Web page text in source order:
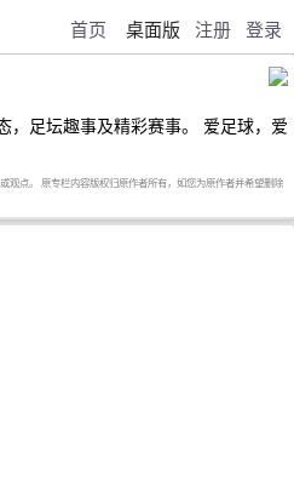
首页 桌面版 注册 登录
，足坛趣事及精彩赛事。 爱足球，爱
观点。 原专栏内容版权归原作者所有，如您为原作者并希望删除